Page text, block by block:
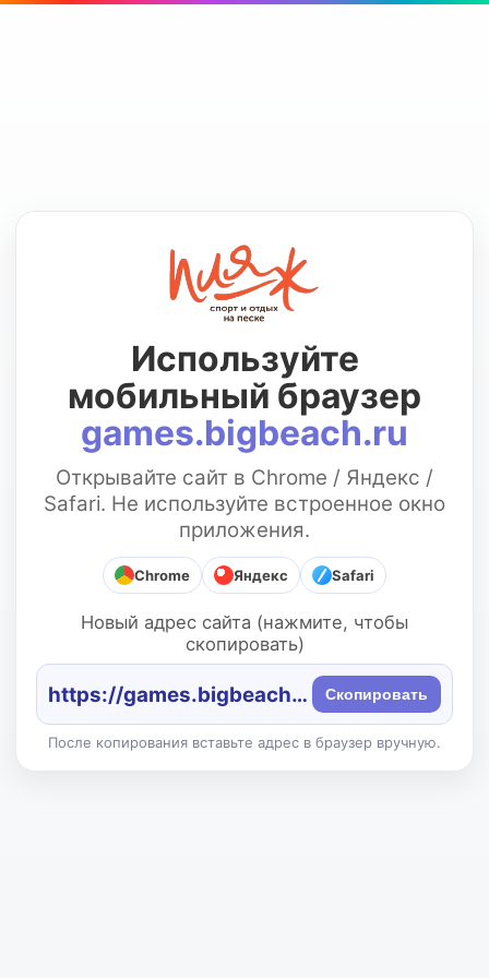
Используйте
мобильный браузер
games.bigbeach.ru
Открывайте сайт в Chrome / Яндекс /
Safari. Не используйте встроенное окно
приложения.
Chrome Яндекс Safari
Новый адрес сайта (нажмите, чтобы
скопировать)
https://games.bigbeach.ru/ Скопировать
После копирования вставьте адрес в браузер вручную.